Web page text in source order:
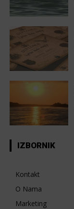
IZBORNIK
Kontakt
O Nama
Marketing